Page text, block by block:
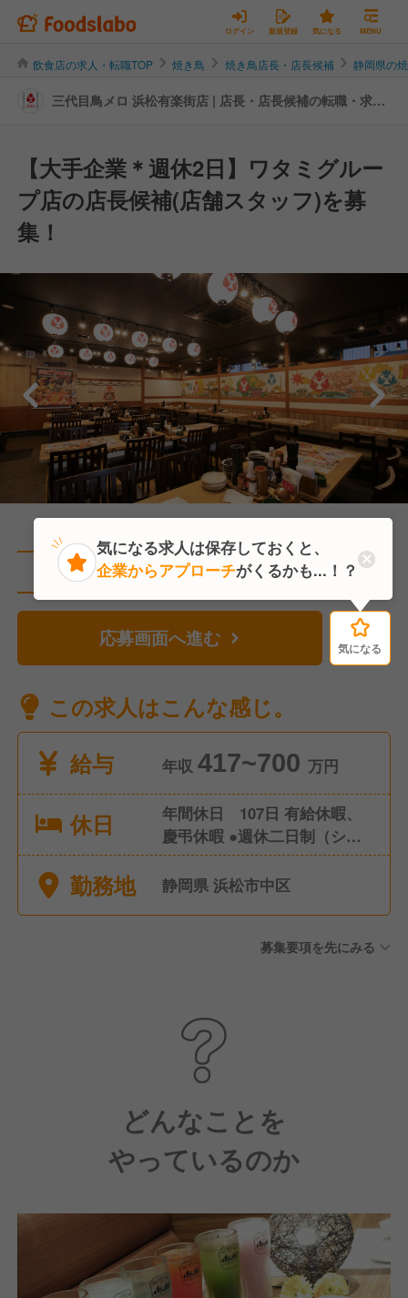
ログイン 新規登録 気になる MENU
飲食店の求人・転職TOP 焼き鳥 焼き鳥店長・店長候補 静岡県の
三代目鳥メロ 浜松有楽街店 | 店長・店長候補の転職・求人
【大手企業＊週休2日】ワタミグルー
プ店の店長候補(店舗スタッフ)を募
集！
直近1人がこの求人を検討中
応募画面へ進む 気になる
この求人はこんな感じ。
給与
年収 417~700 万円
休日
年間休日 107日 有給休暇、
慶弔休暇 ●週休二日制（シフ
ト制） ●産前産後休暇（取
得・復帰実績あり） ●育児休
勤務地 静岡県 浜松市中区
募集要項を先にみる
どんなことを
やっているのか
気になる
気になる求人は保存しておくと、
企業からアプローチがくるかも...！？